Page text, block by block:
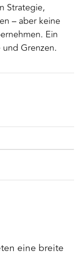
Strategie,
– aber keine
Ein
Grenzen.
eine breite